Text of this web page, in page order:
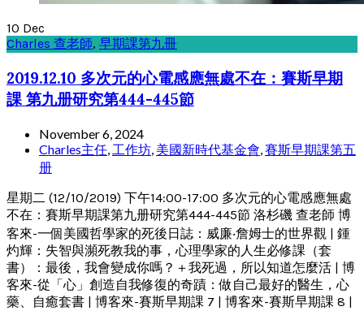
10 Dec
Charles 查老師, 早期課第九冊
2019.12.10 多次元的心電感應無處不在：賽斯早期
課 第九册研究第444-445節
November 6, 2024
Charles主任 工作坊 美國新時代基金會 賽斯早期課第五
册
星期二 (12/10/2019) 下午14:00-17:00 多次元的心電感應無處
不在：賽斯早期課第九册研究第444-445節 洛杉磯 查老師 博
客來-一個美國哲學家的死後日誌：威廉‧詹姆士的世界觀 | 鍾
灼輝：失智與瀕死教我的事，心理學家的人生必修課（套
書）：最後，我會變成你嗎？＋我死過，所以知道怎麼活 | 博
客來-從「心」創造自我修復的奇蹟：做自己最好的醫生，心
藥、自癒套書 | 博客來-賽斯早期課 7 | 博客來-賽斯早期課 8 |